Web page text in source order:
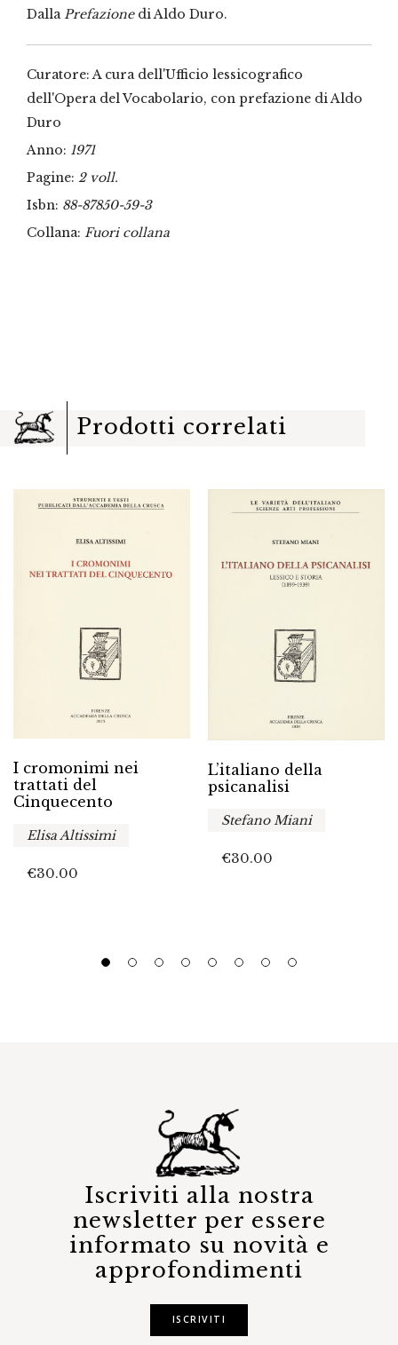
DallaPrefazionedi Aldo Duro.
Curatore: A cura dell'Ufficio lessicografico
dell'Opera del Vocabolario, con prefazione di Aldo
Duro
Anno: 1971
Pagine: 2 voll.
Isbn: 88-87850-59-3
Collana: Fuori collana
Prodotti correlati
I cromonimi nei
trattati del
Cinquecento
Elisa Altissimi
€30.00
L’italiano della
psicanalisi
Stefano Miani
€30.00
Iscriviti alla nostra
newsletter per essere
informato su novità e
approfondimenti
ISCRIVITI